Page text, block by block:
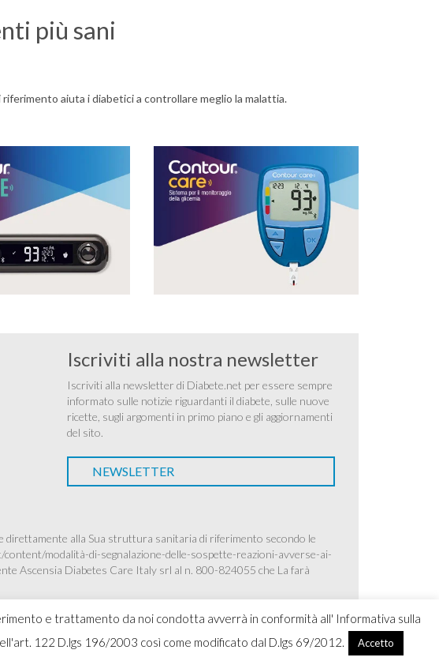
più sani
aiuta i diabetici a controllare meglio la malattia.
e trattamento da noi condotta avverrà in conformità all' Informativa sulla
122 D.lgs 196/2003 così come modificato dal D.lgs 69/2012.
Accetto
Iscriviti alla nostra newsletter
Iscriviti alla newsletter di Diabete.net per essere sempre
informato sulle notizie riguardanti il diabete, sulle nuove
ricette, sugli argomenti in primo piano e gli aggiornamenti
del sito.
NEWSLETTER
direttamente alla Sua struttura sanitaria di riferimento secondo le
modalità-di-segnalazione-delle-sospette-reazioni-avverse-ai-
Ascensia Diabetes Care Italy srl al n. 800-824055 che La farà